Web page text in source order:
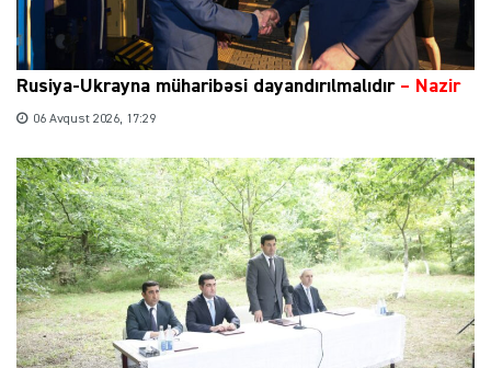
Rusiya-Ukrayna müharibəsi dayandırılmalıdır– Nazir
06 Avqust 2026, 17:29